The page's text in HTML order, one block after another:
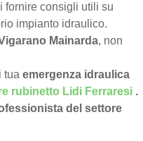
fornire consigli utili su
impianto idraulico.
Mainarda, non
tua emergenza idraulica
rubinetto Lidi Ferraresi .
del settore